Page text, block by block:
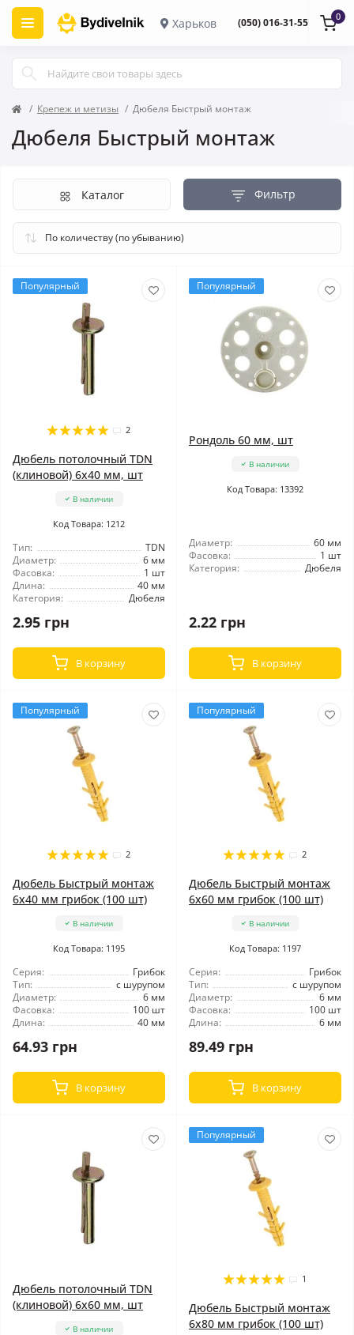
Харьков (050) 016-31-55 0
Крепеж и метизы Дюбеля Быстрый монтаж
Дюбеля Быстрый монтаж
Фильтр
Каталог
Популярный
2
Дюбель потолочный TDN
(клиновой) 6x40 мм, шт
В наличии
Код Товара: 1212
Тип:
TDN
Диаметр:
6 мм
Фасовка:
1 шт
Длина:
40 мм
Категория:
Дюбеля
2.95 грн
В корзину
Популярный
Рондоль 60 мм, шт
В наличии
Код Товара: 13392
Диаметр:
60 мм
Фасовка:
1 шт
Категория:
Дюбеля
2.22 грн
В корзину
Популярный
2
Дюбель Быстрый монтаж
6x40 мм грибок (100 шт)
В наличии
Код Товара: 1195
Серия:
Грибок
Тип:
с шурупом
Диаметр:
6 мм
Фасовка:
100 шт
Длина:
40 мм
64.93 грн
В корзину
Популярный
2
Дюбель Быстрый монтаж
6x60 мм грибок (100 шт)
В наличии
Код Товара: 1197
Серия:
Грибок
Тип:
с шурупом
Диаметр:
6 мм
Фасовка:
100 шт
Длина:
6 мм
89.49 грн
В корзину
Дюбель потолочный TDN
(клиновой) 6x60 мм, шт
В наличии
Популярный
1
Дюбель Быстрый монтаж
6x80 мм грибок (100 шт)